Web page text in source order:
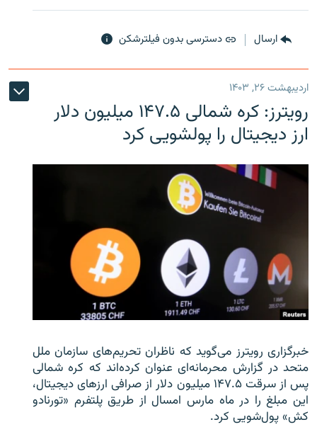
ارسال دسترسی بدون فیلترشکن
اردیبهشت ۲۶, ۱۴۰۳
رویترز: کره شمالی ۱۴۷.۵ میلیون دلار
ارز دیجیتال را پولشویی کرد
خبرگزاری رویترز می‌گوید که ناظران تحریم‌های سازمان ملل
متحد در گزارش محرمانه‌ای عنوان کرده‌اند که کره شمالی
پس از سرقت ۱۴۷.۵ میلیون دلار از صرافی ارزهای دیجیتال،
این مبلغ را در ماه مارس امسال از طریق پلتفرم «تورنادو
کش» پول‌شویی کرد.